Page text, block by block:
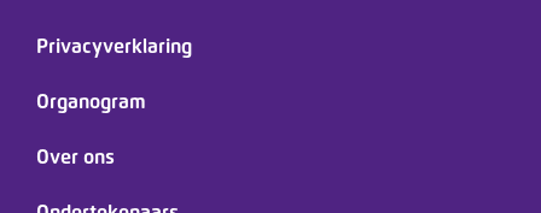
Privacyverklaring
Organogram
Over ons